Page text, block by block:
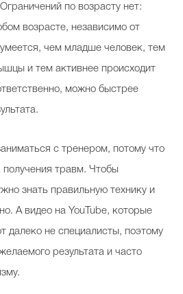
по возрасту нет:
возрасте, независимо от
чем младше человек, тем
и тем активнее происходит
можно быстрее
с тренером, потому что
получения травм. Чтобы
знать правильную технику и
А видео на YouTube, которые
далеко не специалисты, поэтому
результата и часто